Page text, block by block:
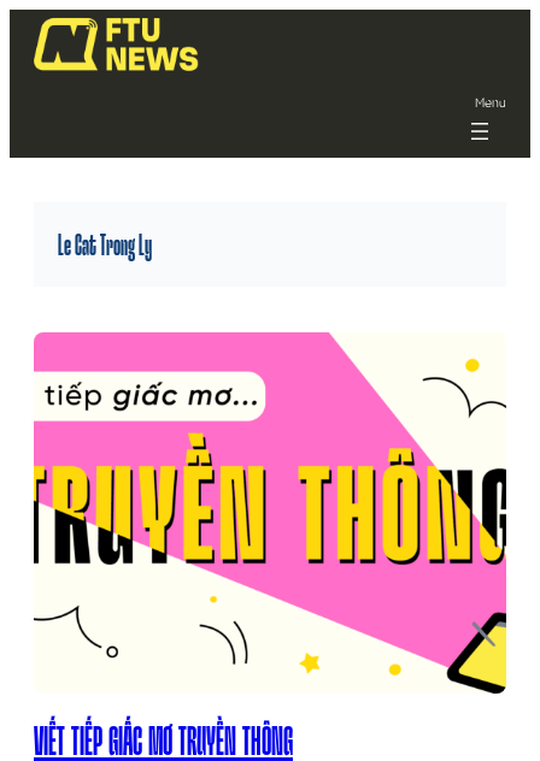
Menu
Le Cat Trong Ly
VIẾT TIẾP GIẤC MƠ TRUYỀN THÔNG